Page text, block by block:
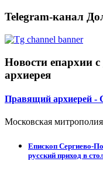
Telegram-канал
Новости епархии
архиерея
Правящий архиерей -
Московская
Епископ Сергиево-
русский приход в